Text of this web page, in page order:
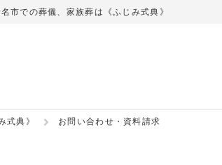
市での葬儀、家族葬は《ふじみ式典》
式典》 お問い合わせ・資料請求